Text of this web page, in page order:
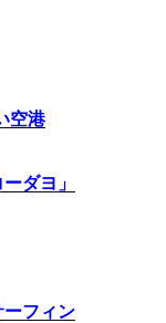
空港
ダヨ」
フィン